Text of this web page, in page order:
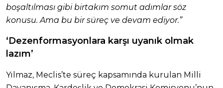
boşaltılması gibi birtakım somut adımlar söz
konusu. Ama bu bir süreç ve devam ediyor.”
‘Dezenformasyonlara karşı uyanık olmak
lazım’
Yılmaz, Meclis’te süreç kapsamında kurulan Milli